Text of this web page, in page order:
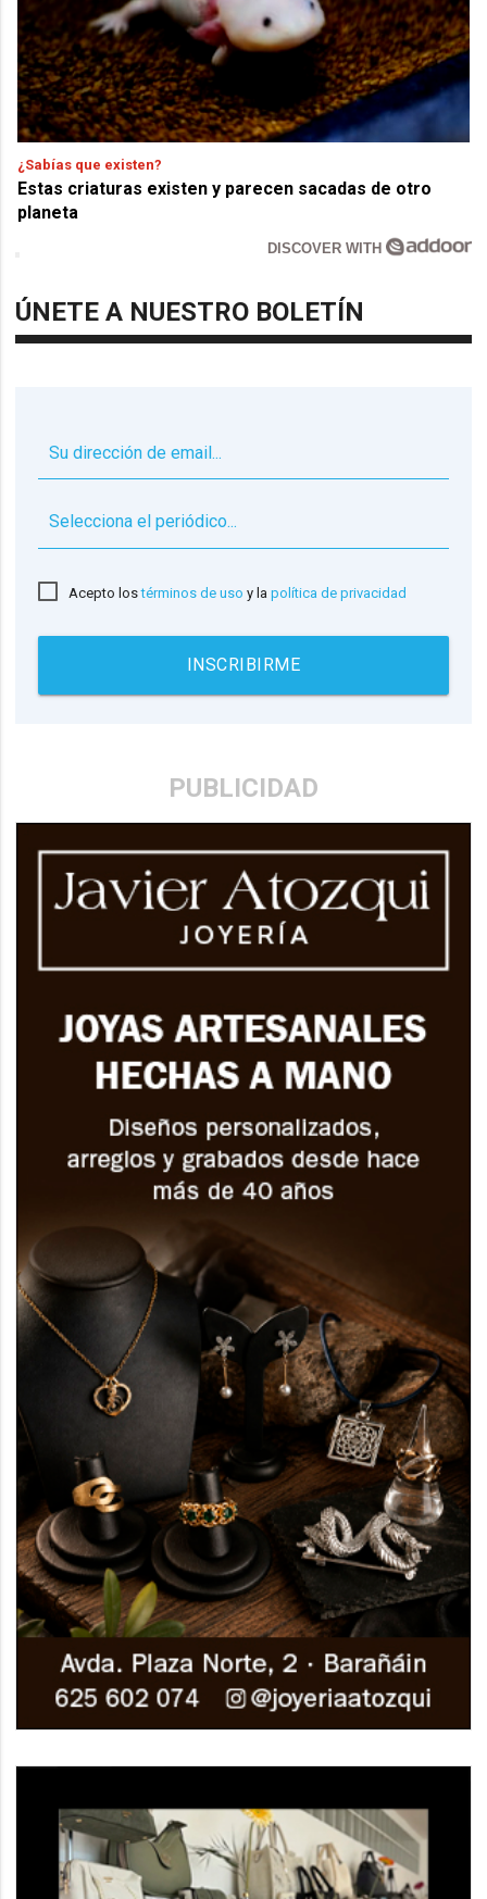
¿Sabías que existen?
Estas criaturas existen y parecen sacadas de otro
planeta
DISCOVER WITH
ÚNETE A NUESTRO BOLETÍN
Acepto lostérminos de uso y lapolítica de privacidad
INSCRIBIRME
PUBLICIDAD